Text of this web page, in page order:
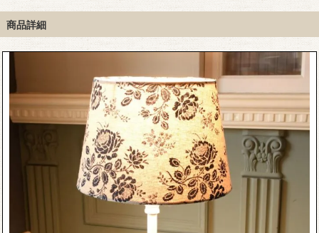
商品詳細